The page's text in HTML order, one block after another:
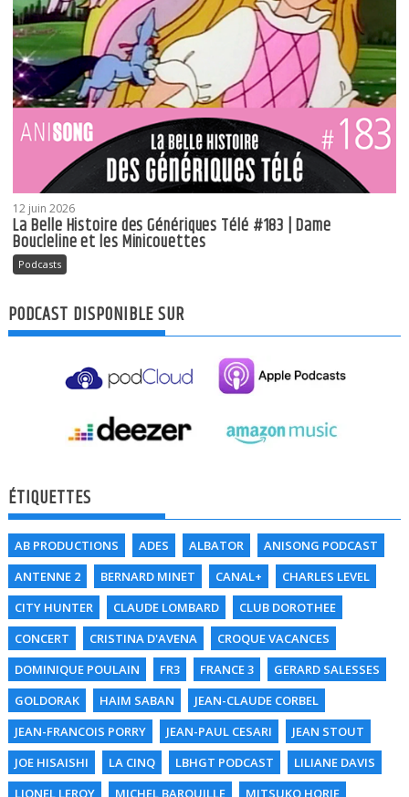
12 juin 2026
La Belle Histoire des Génériques Télé #183 | Dame
Boucleline et les Minicouettes
Podcasts
PODCAST DISPONIBLE SUR
ÉTIQUETTES
AB PRODUCTIONS ADES ALBATOR
ANISONG PODCAST
ANTENNE 2
BERNARD MINET CANAL+
CHARLES LEVEL
CITY HUNTER
CLAUDE LOMBARD
CLUB DOROTHEE
CONCERT
CRISTINA D'AVENA
CROQUE VACANCES
DOMINIQUE POULAIN
FR3 FRANCE 3
GERARD SALESSES
GOLDORAK
HAIM SABAN
JEAN-CLAUDE CORBEL
JEAN-FRANCOIS PORRY
JEAN-PAUL CESARI
JEAN STOUT
JOE HISAISHI
LA CINQ LBHGT PODCAST
LILIANE DAVIS
LIONEL LEROY
MICHEL BAROUILLE MITSUKO HORIE